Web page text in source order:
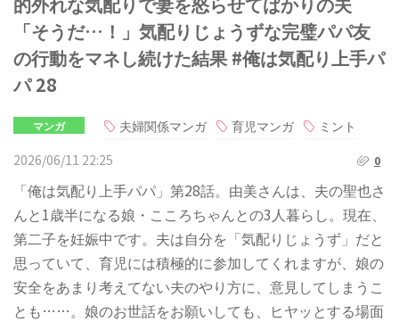
「そうだ…！」気配りじょうずな完璧パパ友
の行動をマネし続けた結果 #俺は気配り上手パ
パ 28
マンガ 夫婦関係マンガ 育児マンガ
ミント
2026/06/11 22:25
0
「俺は気配り上手パパ」第28話。由美さんは、夫の聖也さ
んと1歳半になる娘・こころちゃんとの3人暮らし。現在、
第二子を妊娠中です。夫は自分を「気配りじょうず」だと
思っていて、育児には積極的に参加してくれますが、娘の
安全をあまり考えてない夫のやり方に、意見してしまうこ
とも……。娘のお世話をお願いしても、ヒヤッとする場面